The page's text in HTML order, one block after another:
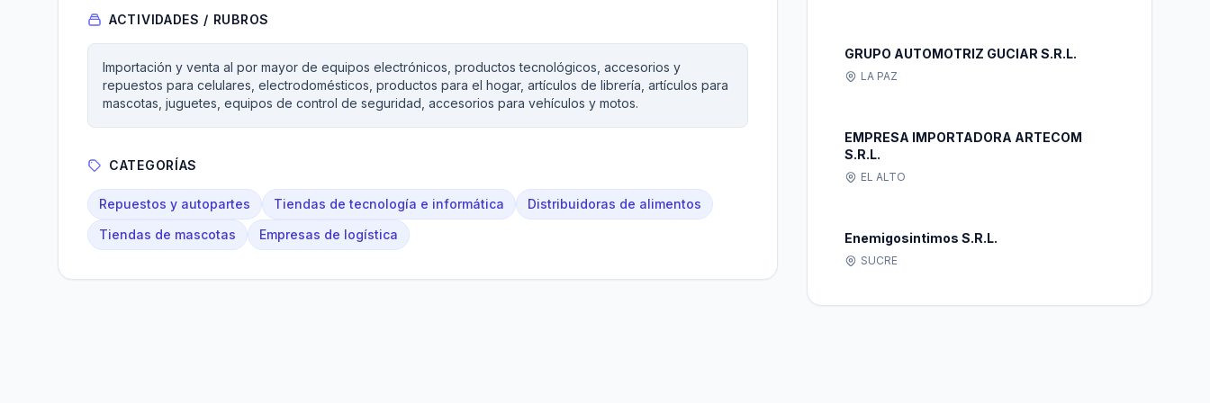
ACTIVIDADES / RUBROS
Importación y venta al por mayor de equipos electrónicos, productos tecnológicos, accesorios y
repuestos para celulares, electrodomésticos, productos para el hogar, artículos de librería, artículos para
mascotas, juguetes, equipos de control de seguridad, accesorios para vehículos y motos.
CATEGORÍAS
Repuestos y autopartes Tiendas de tecnología e informática
Distribuidoras de alimentos
Tiendas de mascotas
Empresas de logística
GRUPO AUTOMOTRIZ GUCIAR S.R.L.
LA PAZ
EMPRESA IMPORTADORA ARTECOM
S.R.L.
EL ALTO
Enemigosintimos S.R.L.
SUCRE